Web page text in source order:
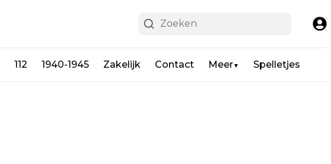
112 1940-1945 Zakelijk Contact Meer▼ Spelletjes